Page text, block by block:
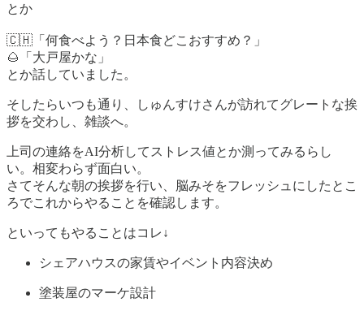
とか
🇨🇭「何食べよう？日本食どこおすすめ？」
🌰「大戸屋かな」
とか話していました。
そしたらいつも通り、しゅんすけさんが訪れてグレートな挨
拶を交わし、雑談へ。
上司の連絡をAI分析してストレス値とか測ってみるらし
い。相変わらず面白い。
さてそんな朝の挨拶を行い、脳みそをフレッシュにしたとこ
ろでこれからやることを確認します。
といってもやることはコレ↓
シェアハウスの家賃やイベント内容決め
塗装屋のマーケ設計